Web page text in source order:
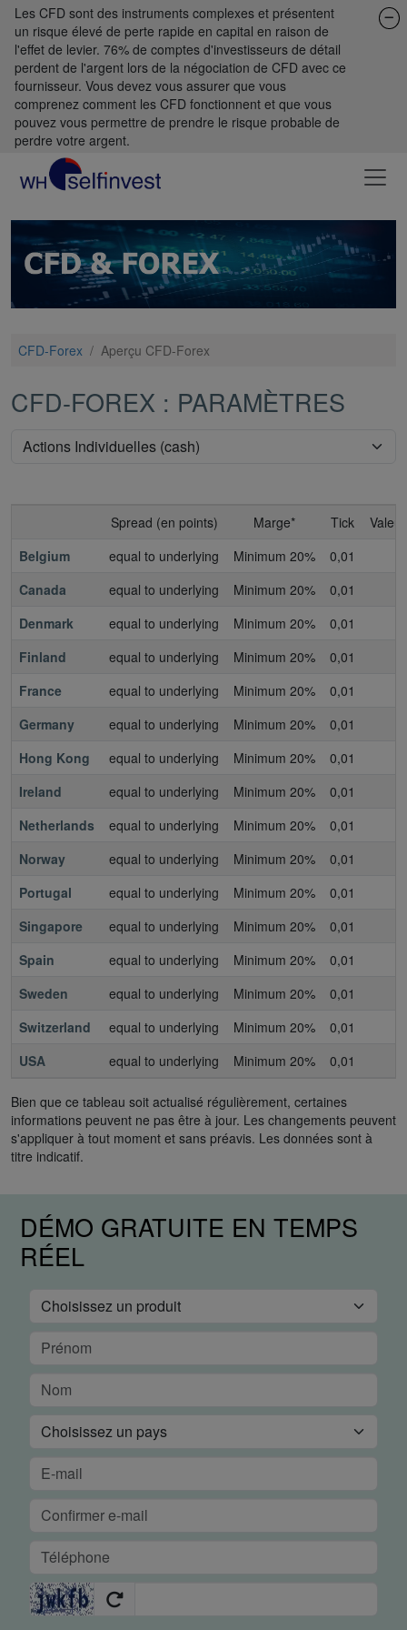
Les CFD sont des instruments complexes et présentent
un risque élevé de perte rapide en capital en raison de
l'effet de levier. 76% de comptes d'investisseurs de détail
perdent de l'argent lors de la négociation de CFD avec ce
fournisseur. Vous devez vous assurer que vous
comprenez comment les CFD fonctionnent et que vous
pouvez vous permettre de prendre le risque probable de
perdre votre argent.
CFD-Forex / Aperçu CFD-Forex
CFD-FOREX : PARAMÈTRES
Spread (en points) Marge* Tick
Belgium
equal to underlying Minimum 20% 0,01
Canada
equal to underlying Minimum 20% 0,01
Denmark
equal to underlying Minimum 20% 0,01
Finland
equal to underlying Minimum 20% 0,01
France
equal to underlying Minimum 20% 0,01
Germany
equal to underlying Minimum 20% 0,01
Hong Kong
equal to underlying Minimum 20% 0,01
Ireland
equal to underlying Minimum 20% 0,01
Netherlands
equal to underlying Minimum 20% 0,01
Norway
equal to underlying Minimum 20% 0,01
Portugal
equal to underlying Minimum 20% 0,01
Singapore
equal to underlying Minimum 20% 0,01
Spain
equal to underlying Minimum 20% 0,01
Sweden
equal to underlying Minimum 20% 0,01
Switzerland
equal to underlying Minimum 20% 0,01
USA
equal to underlying Minimum 20% 0,01
Bien que ce tableau soit actualisé régulièrement, certaines
informations peuvent ne pas être à jour. Les changements peuvent
s'appliquer à tout moment et sans préavis. Les données sont à
titre indicatif.
DÉMO GRATUITE EN TEMPS
RÉEL